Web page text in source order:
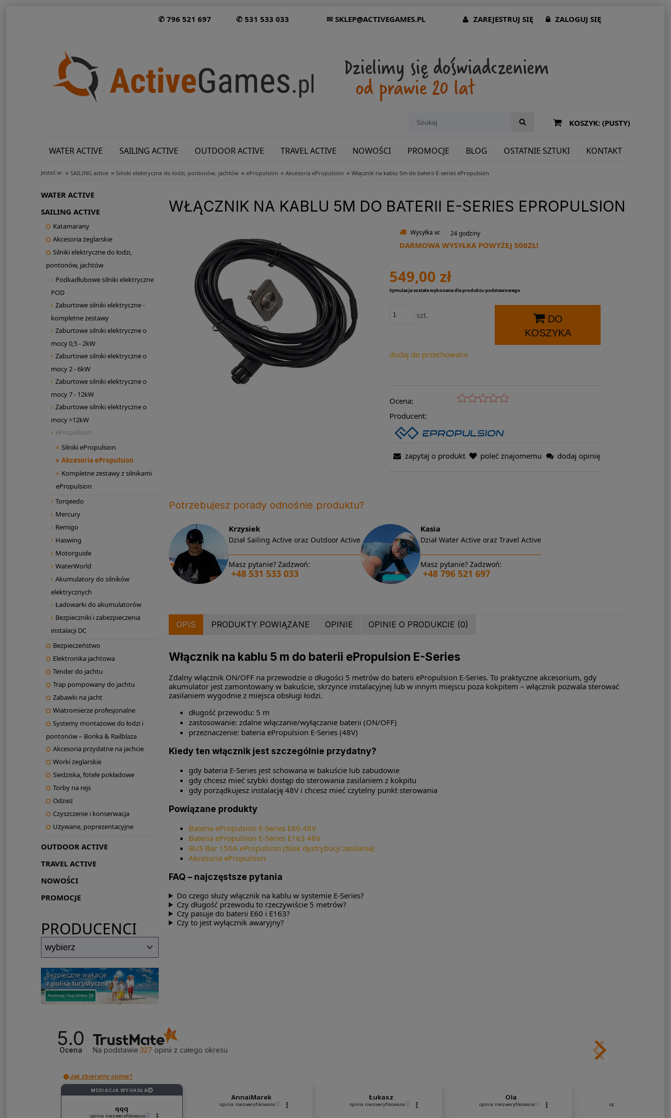
✆ 796 521 697 ✆ 531 533 033 ✉ SKLEP@ACTIVEGAMES.PL ZAREJESTRUJ SIĘ ZALOGUJ SIĘ
KOSZYK: (PUSTY)
WATER ACTIVE SAILING ACTIVE OUTDOOR ACTIVE TRAVEL ACTIVE NOWOŚCI PROMOCJE BLOG OSTATNIE SZTUKI KONTAKT
SHOWROOM: ODWIEDŹ NAS NA ŚLĄSKU!
Jesteś w: » SAILING active » Silniki elektryczne do łodzi, pontonów, jachtów » ePropulsion » Akcesoria ePropulsion » Włącznik na kablu 5m do baterii E-series ePropulsion
WATER ACTIVE
SAILING ACTIVE
Katamarany
Akcesoria żeglarskie
Silniki elektryczne do łodzi,
pontonów, jachtów
Podkadłubowe silniki elektryczne
POD
Zaburtowe silniki elektryczne -
kompletne zestawy
Zaburtowe silniki elektryczne o
mocy 0,5 - 2kW
Zaburtowe silniki elektryczne o
mocy 2 - 6kW
Zaburtowe silniki elektryczne o
mocy 7 - 12kW
Zaburtowe silniki elektryczne o
mocy >12kW
ePropulsion
Silniki ePropulsion
Akcesoria ePropulsion
Kompletne zestawy z silnikami
ePropulsion
Torqeedo
Mercury
Remigo
Haswing
Motorguide
WaterWorld
Akumulatory do silników
elektrycznych
Ładowarki do akumulatorów
Bezpieczniki i zabezpieczenia
instalacji DC
Bezpieczeństwo
Elektronika jachtowa
Tender do jachtu
Trap pompowany do jachtu
Zabawki na jacht
Wiatromierze profesjonalne
Systemy montażowe do łodzi i
pontonów – Borika & Railblaza
Akcesoria przydatne na jachcie
Worki żeglarskie
Siedziska, fotele pokładowe
Torby na rejs
Odzież
Czyszczenie i konserwacja
Używane, poprezentacyjne
OUTDOOR ACTIVE
TRAVEL ACTIVE
NOWOŚCI
PROMOCJE
PRODUCENCI
WŁĄCZNIK NA KABLU 5M DO BATERII E-SERIES EPROPULSION
Wysyłka w: 24 godziny
DARMOWA WYSYŁKA POWYŻEJ 500ZŁ!
549,00 zł
Symulacja została wykonana dla produktu podstawowego
szt.
DO
KOSZYKA
dodaj do przechowalni
Ocena:
Producent:
zapytaj o produkt poleć znajomemu dodaj opinię
Potrzebujesz porady odnośnie produktu?
Krzysiek
Dział Sailing Active oraz Outdoor Active
Masz pytanie? Zadzwoń:
+48 531 533 033
Kasia
Dział Water Active oraz Travel Active
Masz pytanie? Zadzwoń:
+48 796 521 697
OPIS PRODUKTY POWIĄZANE OPINIE OPINIE O PRODUKCIE (0)
Włącznik na kablu 5 m do baterii ePropulsion E-Series
Zdalny włącznik ON/OFF na przewodzie o długości 5 metrów do baterii ePropulsion E-Series. To praktyczne akcesorium, gdy
akumulator jest zamontowany w bakuście, skrzynce instalacyjnej lub w innym miejscu poza kokpitem – włącznik pozwala sterować
zasilaniem wygodnie z miejsca obsługi łodzi.
długość przewodu: 5 m
zastosowanie: zdalne włączanie/wyłączanie baterii (ON/OFF)
przeznaczenie: bateria ePropulsion E-Series (48V)
Kiedy ten włącznik jest szczególnie przydatny?
gdy bateria E-Series jest schowana w bakuście lub zabudowie
gdy chcesz mieć szybki dostęp do sterowania zasilaniem z kokpitu
gdy porządkujesz instalację 48V i chcesz mieć czytelny punkt sterowania
Powiązane produkty
Bateria ePropulsion E-Series E60 48V
Bateria ePropulsion E-Series E163 48V
BUS Bar 150A ePropulsion (blok dystrybucji zasilania)
Akcesoria ePropulsion
FAQ – najczęstsze pytania
Do czego służy włącznik na kablu w systemie E-Series?
Czy długość przewodu to rzeczywiście 5 metrów?
Czy pasuje do baterii E60 i E163?
Czy to jest wyłącznik awaryjny?
5.0
Ocena Na podstawie 327 opinii z całego okresu
Jak zbieramy opinie?
MEDIACJA WYGASŁA ?
qqq
opinia niezweryfikowana
AnnaiMarek
opinia niezweryfikowana
Łukasz
opinia niezweryfikowana
Ola
opinia niezweryfikowana opinia niezweryfikowana